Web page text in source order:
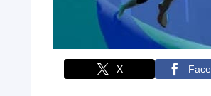
X